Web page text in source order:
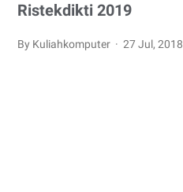
Ristekdikti 2019
By Kuliahkomputer 27 Jul, 2018